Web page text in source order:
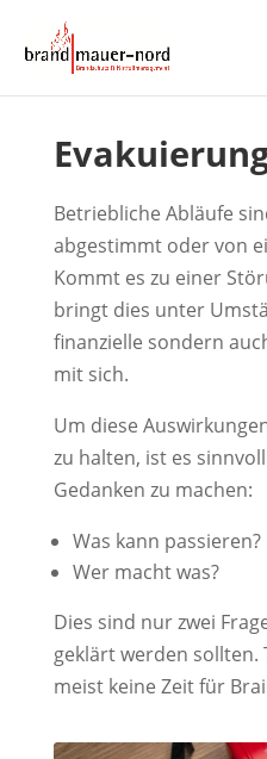
Betriebliche Abläufe
abgestimmt oder von
Kommt es zu einer
bringt dies unter
finanzielle sondern
mit sich.
Um diese
zu halten, ist es
Gedanken zu machen:
Was kann passieren?
Wer macht was?
Dies sind nur zwei
geklärt werden
meist keine Zeit für